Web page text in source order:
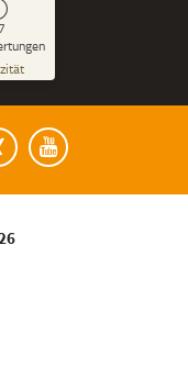
%
Empfehlungen auf
ProvenExpert.com
182
Bewertungen auf